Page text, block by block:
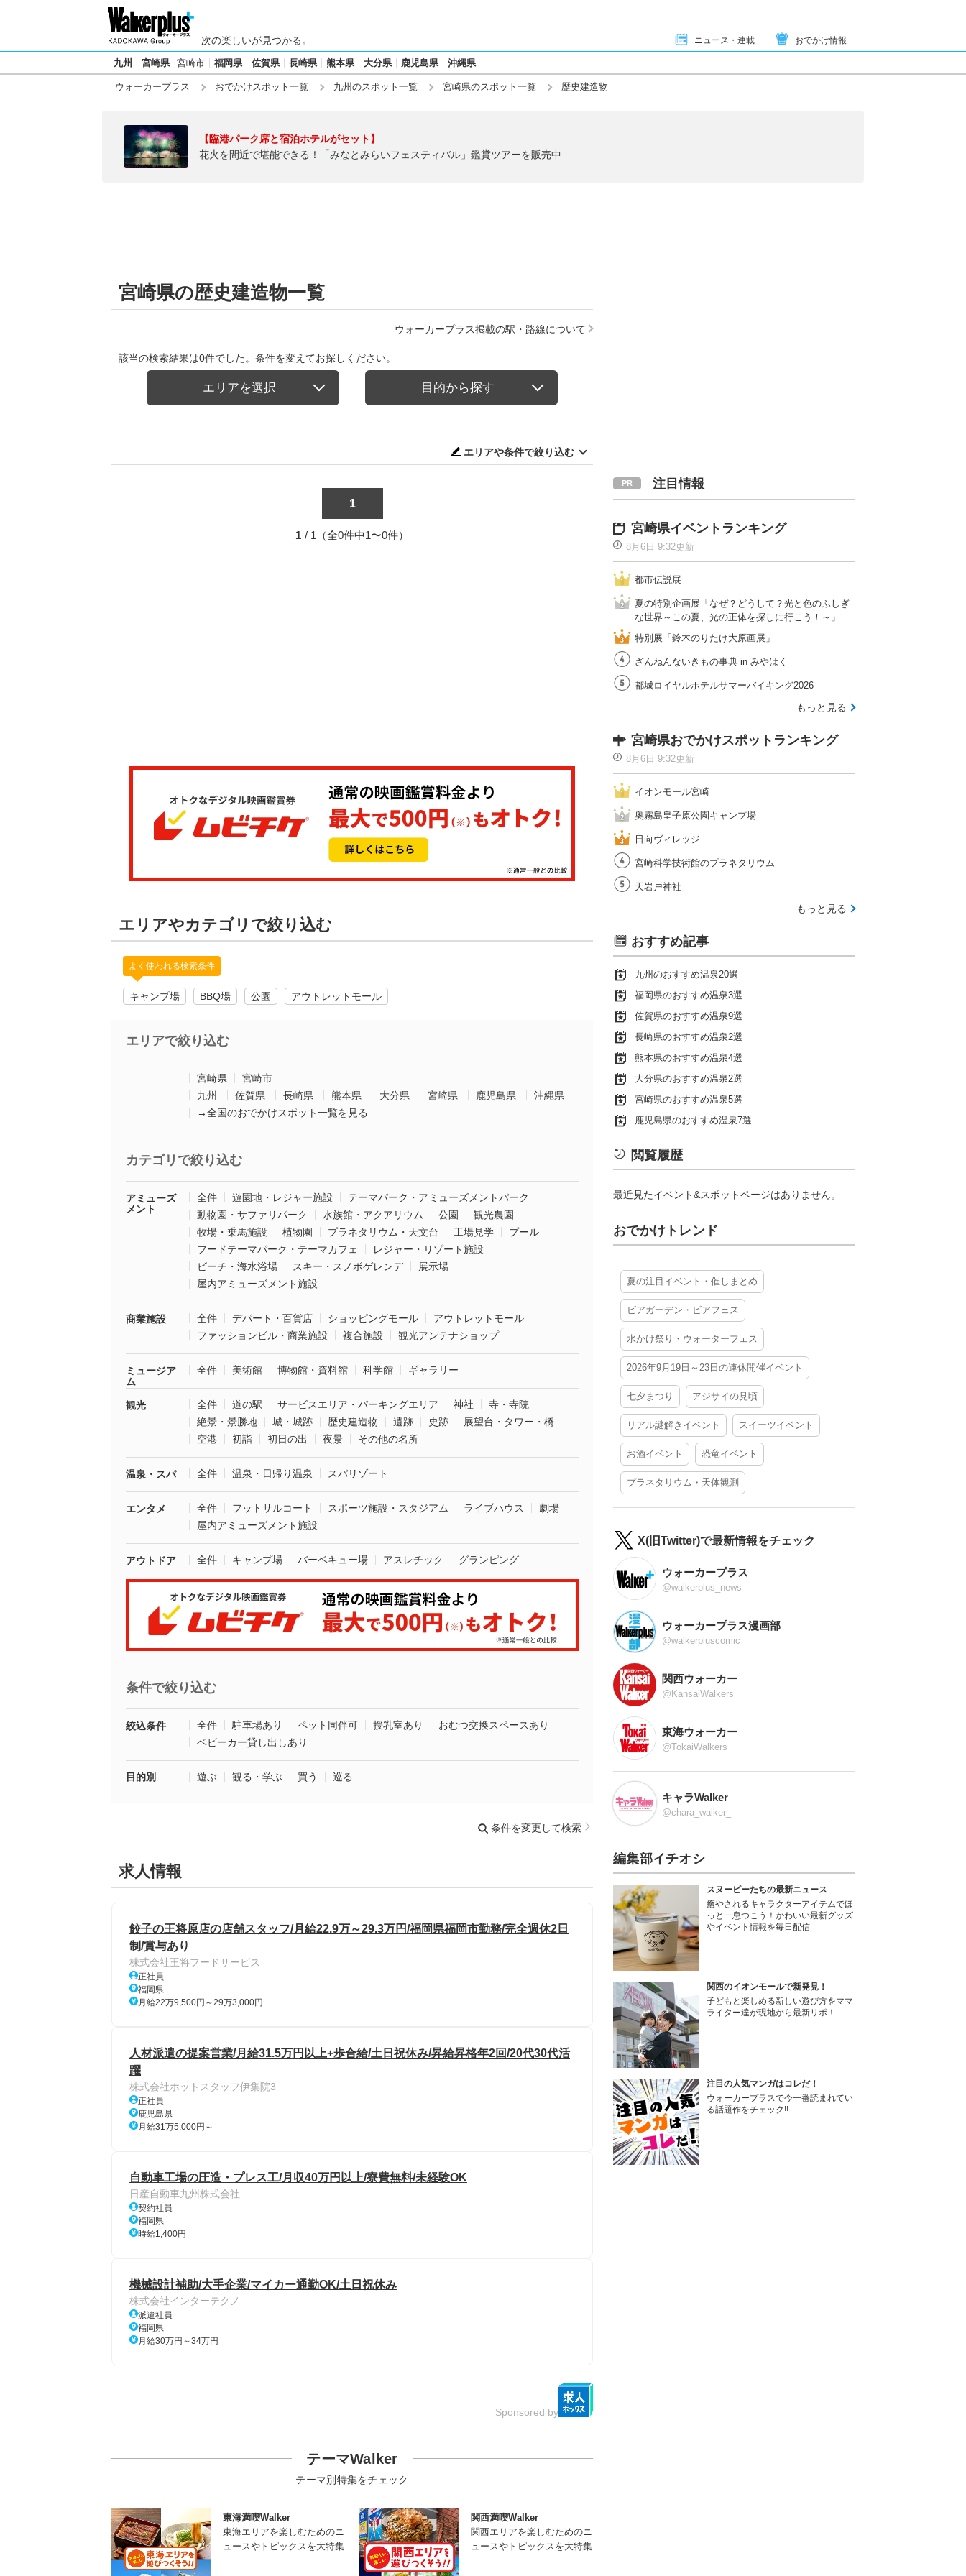
次の楽しいが見つかる。 ニュース・連載 おでかけ情報
九州 宮崎県 宮崎市 福岡県 佐賀県 長崎県 熊本県 大分県 鹿児島県 沖縄県
ウォーカープラス おでかけスポット一覧 九州のスポット一覧 宮崎県のスポット一覧 歴史建造物
【臨港パーク席と宿泊ホテルがセット】
花火を間近で堪能できる！「みなとみらいフェスティバル」鑑賞ツアーを販売中
宮崎県の歴史建造物一覧
ウォーカープラス掲載の駅・路線について
該当の検索結果は0件でした。条件を変えてお探しください。
エリアを選択 目的から探す
エリアや条件で絞り込む
1
1 / 1（全0件中1〜0件）
エリアやカテゴリで絞り込む
よく使われる検索条件
キャンプ場 BBQ場 公園 アウトレットモール
エリアで絞り込む
宮崎県
宮崎市
九州
佐賀県 長崎県 熊本県 大分県 宮崎県 鹿児島県
沖縄県
→全国のおでかけスポット一覧を見る
カテゴリで絞り込む
アミューズ
メント
全件 遊園地・レジャー施設
テーマパーク・アミューズメントパーク
動物園・サファリパーク
水族館・アクアリウム 公園
観光農園
牧場・乗馬施設
植物園 プラネタリウム・天文台 工場見学
プール
フードテーマパーク・テーマカフェ
レジャー・リゾート施設
ビーチ・海水浴場
スキー・スノボゲレンデ
展示場
屋内アミューズメント施設
商業施設 全件 デパート・百貨店 ショッピングモール
アウトレットモール
ファッションビル・商業施設
複合施設 観光アンテナショップ
ミュージア
ム
全件 美術館 博物館・資料館 科学館 ギャラリー
観光 全件 道の駅 サービスエリア・パーキングエリア 神社
寺・寺院
絶景・景勝地
城・城跡 歴史建造物 遺跡 史跡
展望台・タワー・橋
空港
初詣 初日の出 夜景 その他の名所
温泉・スパ 全件 温泉・日帰り温泉 スパリゾート
エンタメ 全件 フットサルコート スポーツ施設・スタジアム ライブハウス
劇場
屋内アミューズメント施設
アウトドア 全件 キャンプ場 バーベキュー場 アスレチック グランピング
条件で絞り込む
絞込条件 全件 駐車場あり ペット同伴可 授乳室あり
おむつ交換スペースあり
ベビーカー貸し出しあり
目的別 遊ぶ 観る・学ぶ 買う 巡る
条件を変更して検索
求人情報
餃子の王将原店の店舗スタッフ/月給22.9万～29.3万円/福岡県福岡市勤務/完全週休2日
制/賞与あり
株式会社王将フードサービス
正社員
福岡県
月給22万9,500円～29万3,000円
人材派遣の提案営業/月給31.5万円以上+歩合給/土日祝休み/昇給昇格年2回/20代30代活
躍
株式会社ホットスタッフ伊集院3
正社員
鹿児島県
月給31万5,000円～
自動車工場の圧造・プレス工/月収40万円以上/寮費無料/未経験OK
日産自動車九州株式会社
契約社員
福岡県
時給1,400円
機械設計補助/大手企業/マイカー通勤OK/土日祝休み
株式会社インターテクノ
派遣社員
福岡県
月給30万円～34万円
Sponsored by
テーマWalker
テーマ別特集をチェック
東海満喫Walker
東海エリアを楽しむためのニ
ュースやトピックスを大特集
関西満喫Walker
関西エリアを楽しむためのニ
ュースやトピックスを大特集
注目情報
宮崎県イベントランキング
8月6日 9:32更新
都市伝説展
夏の特別企画展「なぜ？どうして？光と色のふしぎ
な世界～この夏、光の正体を探しに行こう！～」
特別展「鈴木のりたけ大原画展」
ざんねんないきもの事典 in みやはく
都城ロイヤルホテルサマーバイキング2026
もっと見る
宮崎県おでかけスポットランキング
8月6日 9:32更新
イオンモール宮崎
奥霧島皇子原公園キャンプ場
日向ヴィレッジ
宮崎科学技術館のプラネタリウム
天岩戸神社
もっと見る
おすすめ記事
九州のおすすめ温泉20選
福岡県のおすすめ温泉3選
佐賀県のおすすめ温泉9選
長崎県のおすすめ温泉2選
熊本県のおすすめ温泉4選
大分県のおすすめ温泉2選
宮崎県のおすすめ温泉5選
鹿児島県のおすすめ温泉7選
閲覧履歴
最近見たイベント&スポットページはありません。
おでかけトレンド
夏の注目イベント・催しまとめ
ビアガーデン・ビアフェス
水かけ祭り・ウォーターフェス
2026年9月19日～23日の連休開催イベント
七夕まつり アジサイの見頃
リアル謎解きイベント スイーツイベント
お酒イベント 恐竜イベント
プラネタリウム・天体観測
X(旧Twitter)で最新情報をチェック
ウォーカープラス
@walkerplus_news
ウォーカープラス漫画部
@walkerpluscomic
関西ウォーカー
@KansaiWalkers
東海ウォーカー
@TokaiWalkers
キャラWalker
@chara_walker_
編集部イチオシ
スヌーピーたちの最新ニュース
癒やされるキャラクターアイテムでほ
っと一息つこう！かわいい最新グッズ
やイベント情報を毎日配信
関西のイオンモールで新発見！
子どもと楽しめる新しい遊び方をママ
ライター達が現地から最新リポ！
注目の人気マンガはコレだ！
ウォーカープラスで今一番読まれてい
る話題作をチェック!!